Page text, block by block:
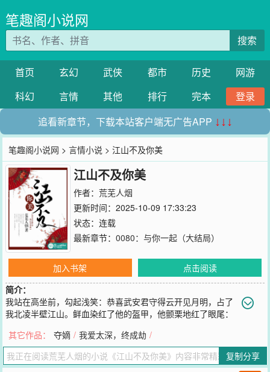
笔趣阁小说网
搜索
首页 玄幻 武侠 都市 历史
网游
科幻
言情 其他 排行 完本
登录
追看新章节，下载本站客户端无广告APP ↓↓↓
笔趣阁小说网 >言情小说 > 江山不及你美
江山不及你美
作者： 荒芜人烟
更新时间：2025-10-09 17:33:23
状态：连载
最新章节： 0080：与你一起（大结局）
加入书架
点击阅读
简介：
我站在高坐前，勾起浅笑：恭喜武安君守得云开见月明，占了
我北凌半壁江山。鲜血染红了他的盔甲，他颤栗地红了眼尾：
怕你，只怕…你不要我……
您要是觉得《江山不及你美》还不错的话请不要忘记向您QQ群和微博
微信里的朋友推荐哦！
其它作品： 夺嫡 / 我爱太深，终成劫 /
复制分享